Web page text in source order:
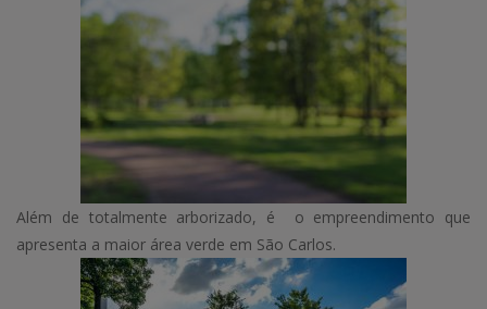
Além de totalmente arborizado, é o empreendimento que
apresenta a maior área verde em São Carlos.